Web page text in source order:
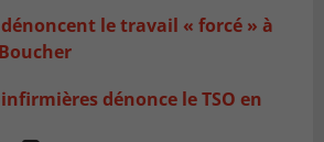
le travail « forcé » à
dénonce le TSO en